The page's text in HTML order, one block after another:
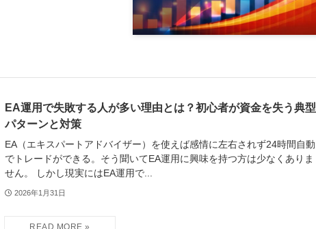
EA運用で失敗する人が多い理由とは？初心者が資金を失う典型
パターンと対策
EA（エキスパートアドバイザー）を使えば感情に左右されず24時間自動
でトレードができる。そう聞いてEA運用に興味を持つ方は少なくありま
せん。 しかし現実にはEA運用で...
2026年1月31日